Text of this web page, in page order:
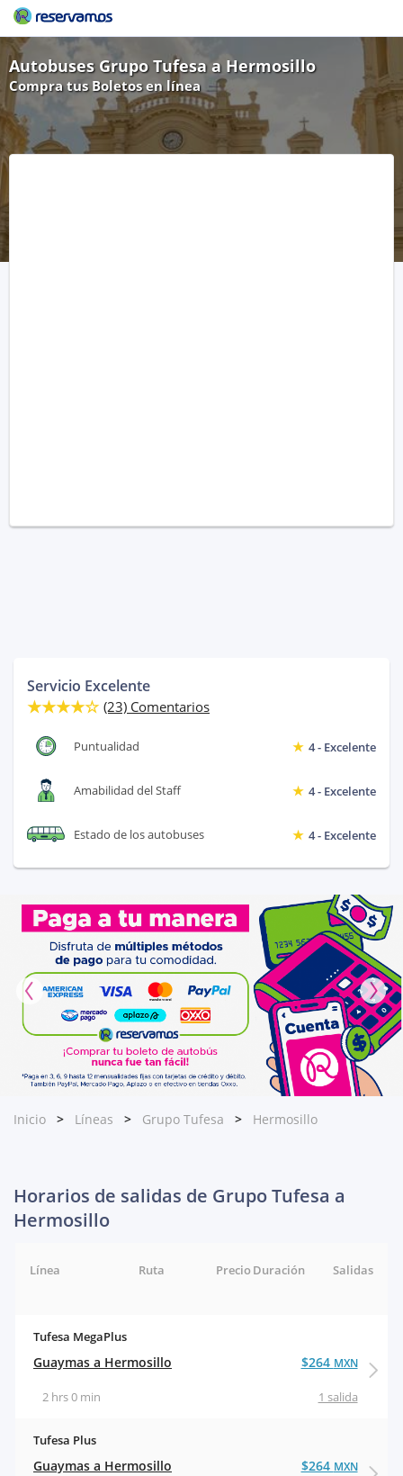
Autobuses Grupo Tufesa a Hermosillo
Compra tus Boletos en línea
Servicio Excelente
(23) Comentarios
Puntualidad 4 - Excelente
Amabilidad del Staff 4 - Excelente
Estado de los autobuses 4 - Excelente
Inicio Líneas Grupo Tufesa Hermosillo
Horarios de salidas de Grupo Tufesa a
Hermosillo
Línea Ruta Salidas
Duración
Precio
Tufesa MegaPlus
Guaymas a Hermosillo
1 salida
2 hrs 0 min
$264 MXN
Tufesa Plus
Guaymas a Hermosillo $264 MXN